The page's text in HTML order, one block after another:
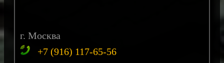
г. Москва
+7 (916) 117-65-56